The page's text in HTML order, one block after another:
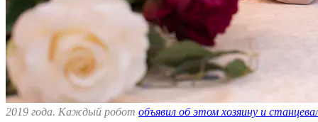
2019 года. Каждый робот объявил об этом хозяину и